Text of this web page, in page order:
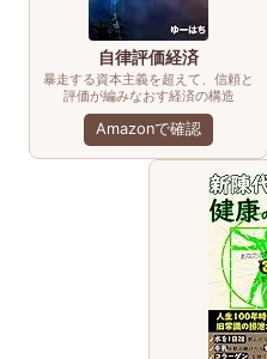
自律評価経済
暴走する資本主義を超えて、信頼と
評価が編みなおす経済の構造
Amazonで確認